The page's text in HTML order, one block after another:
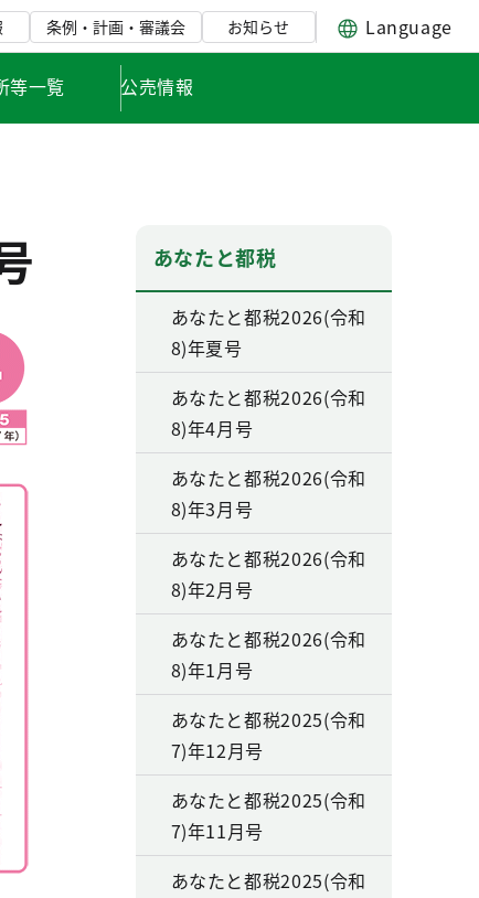
条例・計画・審議会 お知らせ Language
等一覧 公売情報
あなたと都税
あなたと都税2026(令和
8)年夏号
あなたと都税2026(令和
8)年4月号
あなたと都税2026(令和
8)年3月号
あなたと都税2026(令和
8)年2月号
あなたと都税2026(令和
8)年1月号
あなたと都税2025(令和
7)年12月号
あなたと都税2025(令和
7)年11月号
あなたと都税2025(令和